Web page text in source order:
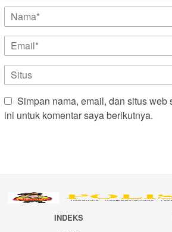
Simpan nama, email, dan situs web
ini untuk komentar saya berikutnya.
INDEKS